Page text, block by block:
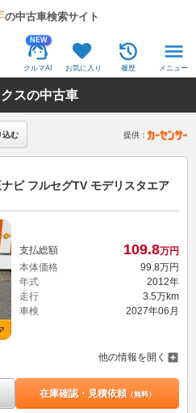
の中古車検索サイト
NEW
クルマAI お気に入り 履歴 メニュー
スの中古車
込む 提供：
ビ フルセグTV モデリスタエア
支払総額 109.8万円
本体価格
99.8万円
年式
2012年
走行
3.5万km
車検
2027年06月
他の情報を開く
在庫確認・見積依頼（無料）